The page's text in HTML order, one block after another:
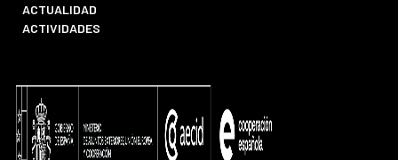
ACTUALIDAD
ACTIVIDADES